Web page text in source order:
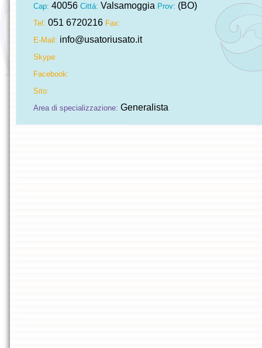
Cap: 40056 Cittá: Valsamoggia Prov: (BO)
Tel: 051 6720216 Fax:
E-Mail: info@usatoriusato.it
Skype:
Facebook:
Sito:
Area di specializzazione: Generalista